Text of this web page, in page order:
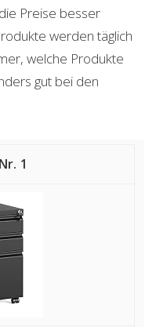
Preise besser
werden täglich
welche Produkte
gut bei den
1